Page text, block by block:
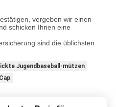
vergeben wir einen
schicken Ihnen eine
sind die üblichsten
Jugendbaseball-mützen